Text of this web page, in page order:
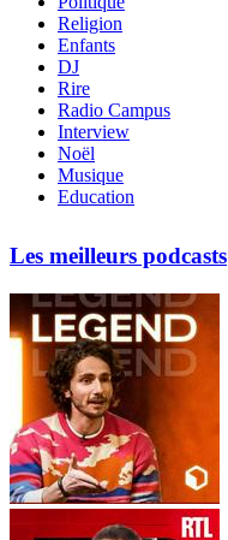
Religion
Enfants
DJ
Rire
Radio Campus
Interview
Noël
Musique
Education
Les meilleurs podcasts